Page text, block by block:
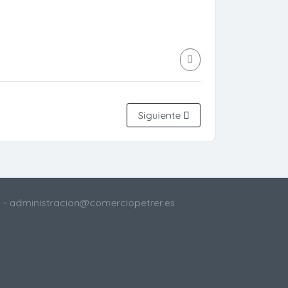
Siguiente
- administracion@comerciopetrer.es